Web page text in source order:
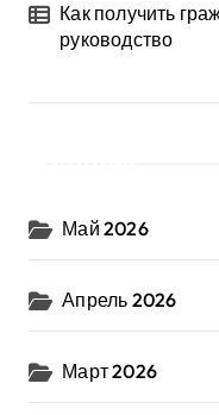
Как получить
руководство
Май 2026
Апрель 2026
Март 2026